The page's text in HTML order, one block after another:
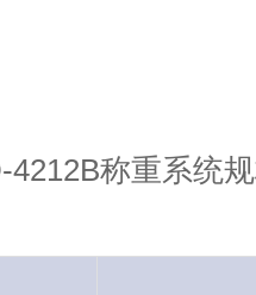
4212B称重系统